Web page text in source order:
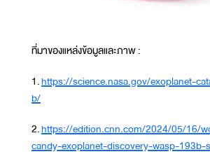
ที่มาของแหล่งข้อมูลและภาพ :
1.https://science.nasa.gov/exoplanet-
b/
2.https://edition.cnn.com/2024/05/16/
candy-exoplanet-discovery-wasp-193b-